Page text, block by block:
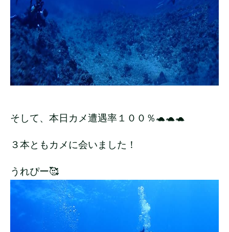
そして、本日カメ遭遇率１００％🐢🐢🐢
３本ともカメに会いました！
うれぴー🥰